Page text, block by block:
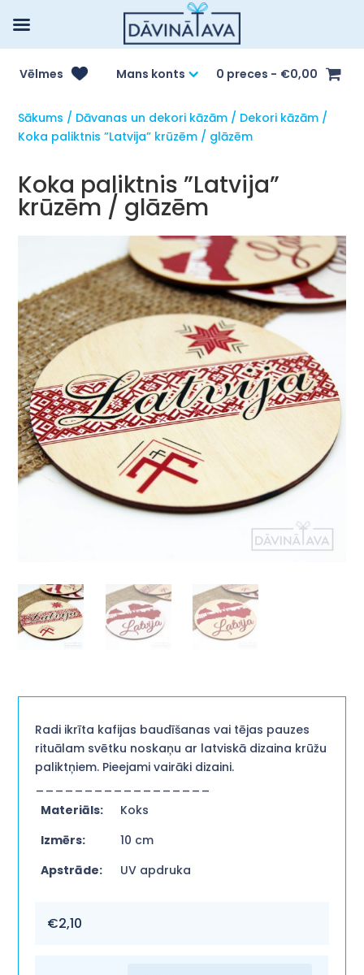
Vēlmes Mans konts 0 preces €0,00
Sākums / Dāvanas un dekori kāzām / Dekori kāzām /
Koka paliktnis ”Latvija” krūzēm / glāzēm
Koka paliktnis ”Latvija”
krūzēm / glāzēm
Radi ikrīta kafijas baudīšanas vai tējas pauzes
rituālam svētku noskaņu ar latviskā dizaina krūžu
paliktņiem. Pieejami vairāki dizaini.
Materiāls:
Koks
Izmērs:
10 cm
Apstrāde:
UV apdruka
€2,10